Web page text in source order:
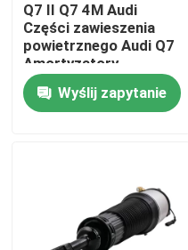
Produkty
Filmy
Wycieczka po fabryce
Q7 II Q7 4M Audi
Części zawieszenia
powietrznego Audi Q7
Amortyzatory
4M4616039
Wyślij zapytanie